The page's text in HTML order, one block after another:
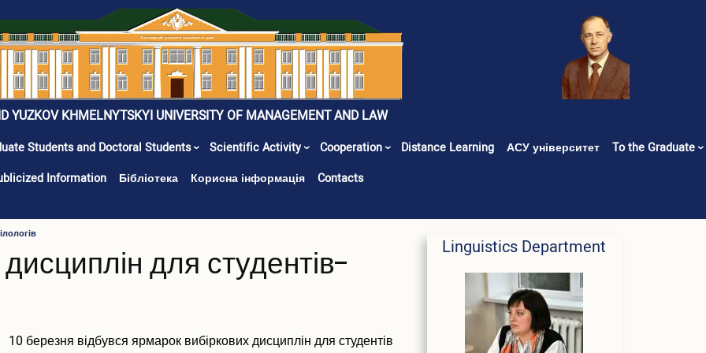
YUZKOV KHMELNYTSKYI UNIVERSITY OF MANAGEMENT AND LAW
Students and Doctoral Students Scientific Activity Cooperation Distance Learning АСУ університет
To the Graduate
Information
Бібліотека Корисна інформація Contacts
для студентів-
10 березня відбувся ярмарок вибіркових дисциплін для студентів
Linguistics Department